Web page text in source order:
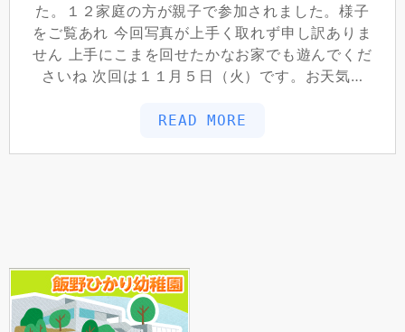
た。１２家庭の方が親子で参加されました。様子
をご覧あれ 今回写真が上手く取れず申し訳ありま
せん 上手にこまを回せたかなお家でも遊んでくだ
さいね 次回は１１月５日（火）です。お天気…
READ MORE